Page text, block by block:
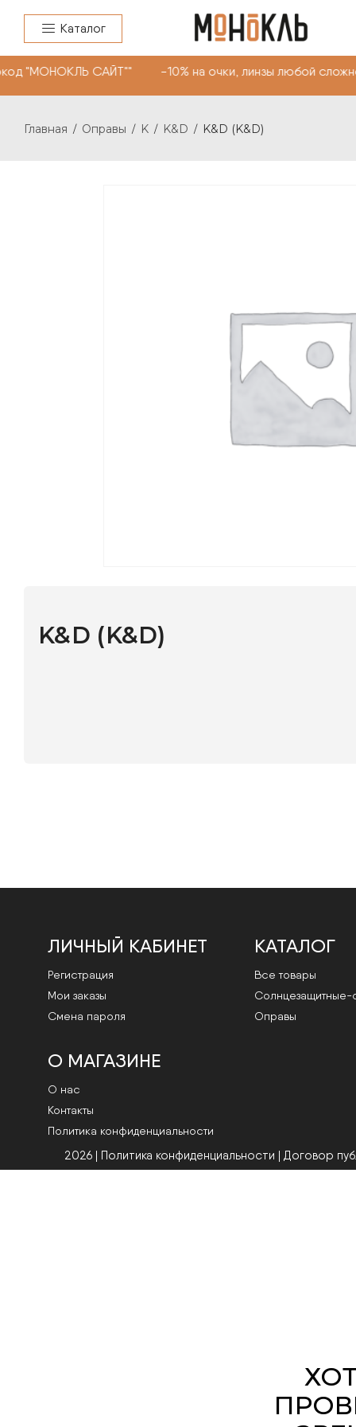
Каталог
САЙТ"" -10% на очки, линзы любой
Главная / Оправы / K / K&D / K&D (K&D)
ЛИЧНЫЙ КАБИНЕТ
Регистрация
Мои заказы
Смена пароля
КАТАЛОГ
Все товары
Cолнцезащитные-
Оправы
О МАГАЗИНЕ
О нас
Контакты
Политика конфиденциальности
2026 | Политика конфиденциальности Договор